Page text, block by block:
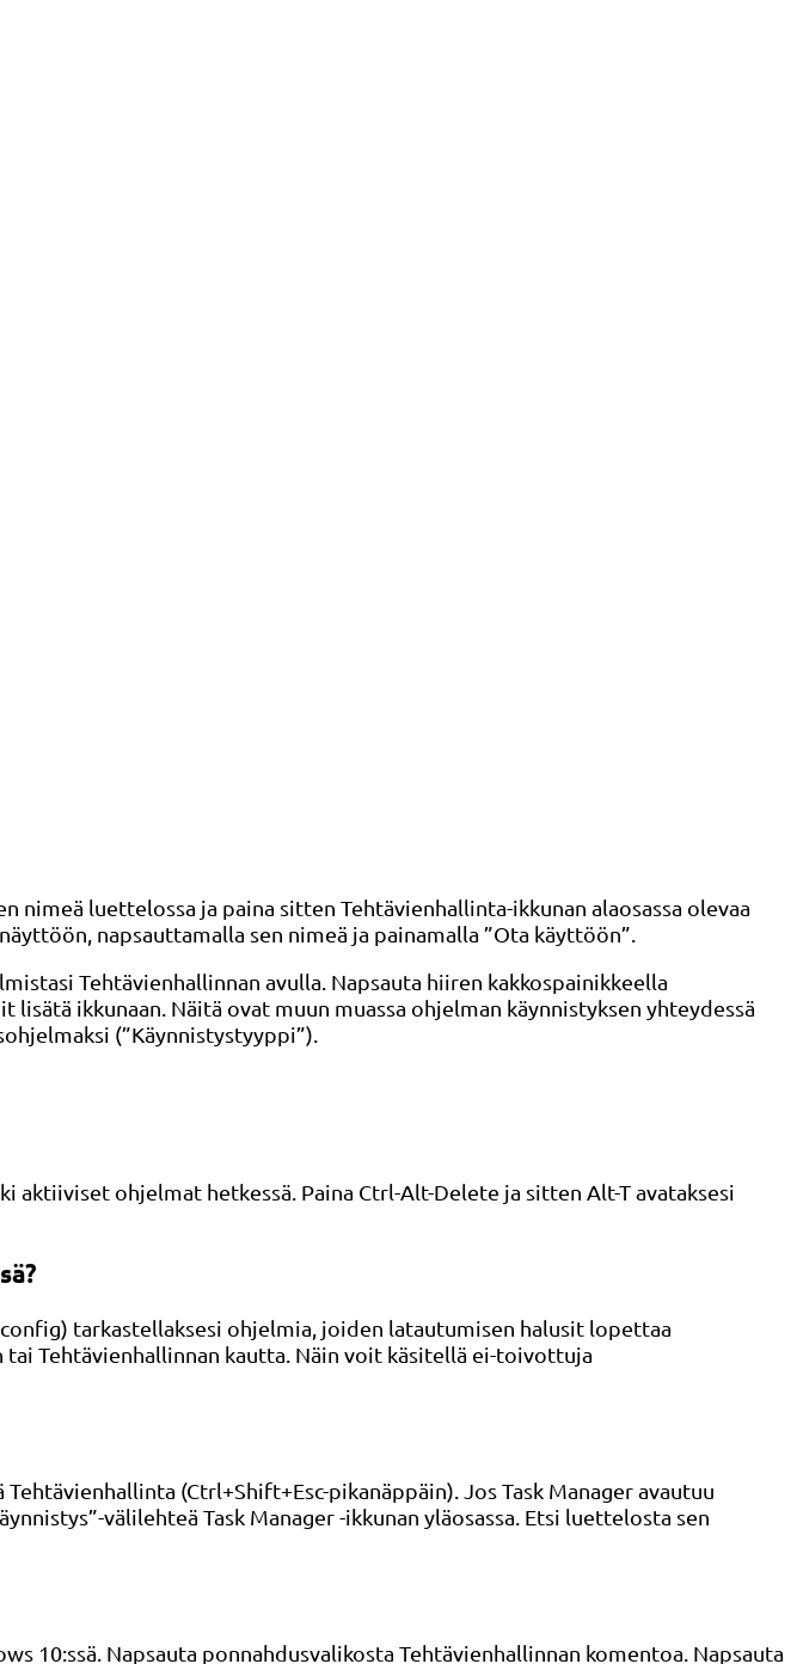
nimeä luettelossa ja paina sitten Tehtävienhallinta-ikkunan alaosassa olevaa
napsauttamalla sen nimeä ja painamalla ”Ota käyttöön”.
Tehtävienhallinnan avulla. Napsauta hiiren kakkospainikkeella
ikkunaan. Näitä ovat muun muassa ohjelman käynnistyksen yhteydessä
(”Käynnistystyyppi”).
ohjelmat hetkessä. Paina Ctrl-Alt-Delete ja sitten Alt-T avataksesi
tarkastellaksesi ohjelmia, joiden latautumisen halusit lopettaa
Tehtävienhallinnan kautta. Näin voit käsitellä ei-toivottuja
(Ctrl+Shift+Esc-pikanäppäin). Jos Task Manager avautuu
välilehteä Task Manager -ikkunan yläosassa. Etsi luettelosta sen
10:ssä. Napsauta ponnahdusvalikosta Tehtävienhallinnan komentoa. Napsauta